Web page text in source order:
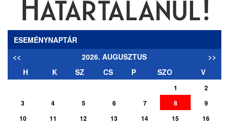
ESEMÉNYNAPTÁR
<<
2026. AUGUSZTUS
>>
H
K SZ CS P SZO V
1
2
3
4 5 6 7 8
9
10
11 12 13 14 15
16